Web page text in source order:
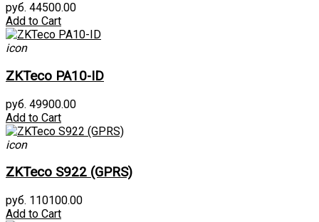
руб. 44500.00
Add to Cart
icon
ZKTeco PA10-ID
руб. 49900.00
Add to Cart
icon
ZKTeco S922 (GPRS)
руб. 110100.00
Add to Cart